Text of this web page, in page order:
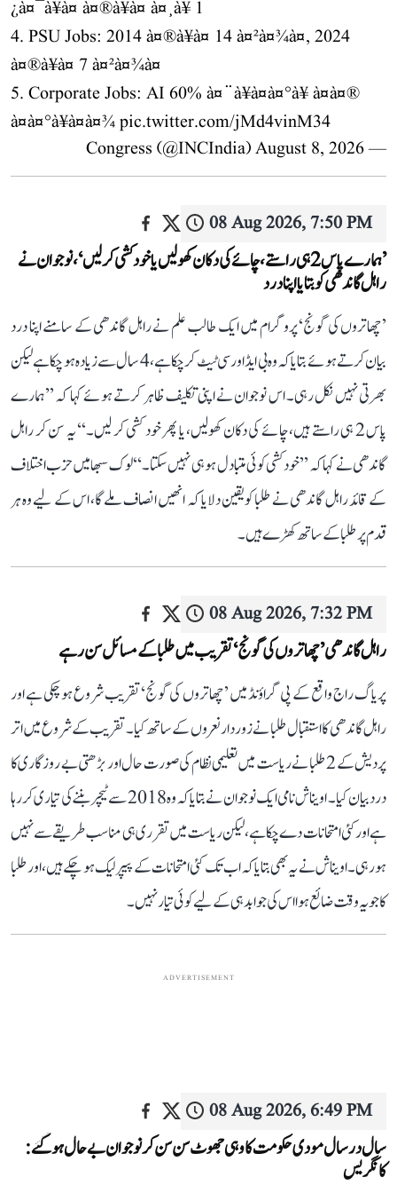
¿à¤¯à¥à¤ à¤®à¥à¤ à¤¸à¥ 1
4. PSU Jobs: 2014 à¤®à¥à¤ 14 à¤²à¤¾à¤, 2024
à¤®à¥à¤ 7 à¤²à¤¾à¤
5. Corporate Jobs: AI 60% à¤¨à¥à¤à¤°à¥ à¤à¤®
à¤à¤°à¥à¤à¤¾pic.twitter.com/jMd4vinM34
— Congress (@INCIndia)
August 8, 2026
08 Aug 2026, 7:50 PM
’ہمارے پاس 2 ہی راستے، چائے کی دکان کھولیں یا خودکشی کر لیں‘، نوجوان نے
راہل گاندھی کو بتایا اپنا درد
’چھاتروں کی گونج‘ پروگرام میں ایک طالب علم نے راہل گاندھی کے سامنے اپنا درد
بیان کرتے ہوئے بتایا کہ وہ بی ایڈ اور سی ٹیٹ کر چکا ہے، 4 سال سے زیادہ ہو چکا ہے لیکن
بھرتی نہیں نکل رہی۔ اس نوجوان نے اپنی تکلیف ظاہر کرتے ہوئے کہا کہ ’’ہمارے
پاس 2 ہی راستے ہیں، چائے کی دکان کھولیں، یا پھر خود کشی کر لیں۔‘‘ یہ سن کر راہل
گاندھی نے کہا کہ ’’خودکشی کوئی متبادل ہو ہی نہیں سکتا۔‘‘ لوک سبھا میں حزب اختلاف
کے قائد راہل گاندھی نے طلبا کو یقین دلایا کہ انھیں انصاف ملے گا، اس کے لیے وہ ہر
قدم پر طلبا کے ساتھ کھڑے ہیں۔
08 Aug 2026, 7:32 PM
راہل گاندھی ’چھاتروں کی گونج‘ تقریب میں طلبا کے مسائل سن رہے
پریاگ راج واقع کے پی گراؤنڈ میں ’چھاتروں کی گونج‘ تقریب شروع ہو چکی ہے اور
راہل گاندھی کا استقبال طلبا نے زوردار نعروں کے ساتھ کیا۔ تقریب کے شروع میں اتر
پردیش کے 2 طلبا نے ریاست میں تعلیمی نظام کی صورت حال اور بڑھتی بے روزگاری کا
درد بیان کیا۔ اویناش نامی ایک نوجوان نے بتایا کہ وہ 2018 سے ٹیچر بننے کی تیاری کر رہا
ہے اور کئی امتحانات دے چکا ہے، لیکن ریاست میں تقرری ہی مناسب طریقے سے نہیں
ہو رہی۔ اویناش نے یہ بھی بتایا کہ اب تک کئی امتحانات کے پیپر لیک ہو چکے ہیں، اور طلبا
کا جو یہ وقت ضائع ہوا اس کی جوابدہی کے لیے کوئی تیار نہیں۔
ADVERTISEMENT
08 Aug 2026, 6:49 PM
سال در سال مودی حکومت کا وہی جھوٹ سن سن کر نوجوان بے حال ہو گئے:
کانگریس